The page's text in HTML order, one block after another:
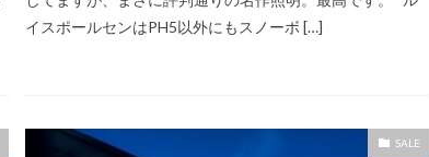
イスポールセンはPH5以外にもスノーボ […]
SALE